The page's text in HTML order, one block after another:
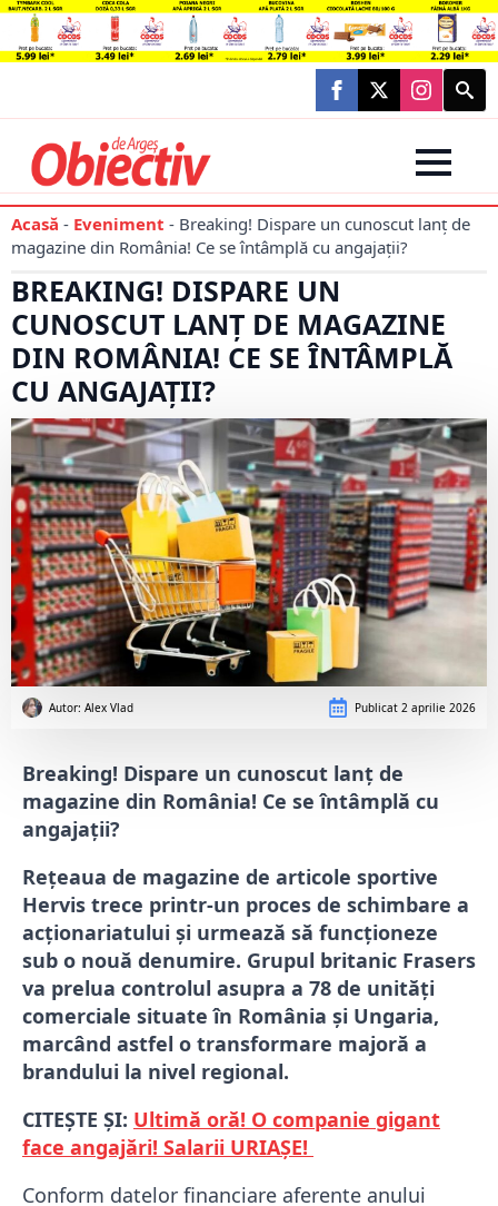
Search
for:
Acasă - Eveniment - Breaking! Dispare un cunoscut lanț de
magazine din România! Ce se întâmplă cu angajații?
BREAKING! DISPARE UN
CUNOSCUT LANȚ DE MAGAZINE
DIN ROMÂNIA! CE SE ÎNTÂMPLĂ
CU ANGAJAȚII?
Autor: Alex Vlad Publicat 2 aprilie 2026
Breaking! Dispare un cunoscut lanț de
magazine din România! Ce se întâmplă cu
angajații?
Rețeaua de magazine de articole sportive
Hervis trece printr-un proces de schimbare a
acționariatului și urmează să funcționeze
sub o nouă denumire. Grupul britanic Frasers
va prelua controlul asupra a 78 de unități
comerciale situate în România și Ungaria,
marcând astfel o transformare majoră a
brandului la nivel regional.
CITEȘTE ȘI: Ultimă oră! O companie gigant
face angajări! Salarii URIAȘE!
Conform datelor financiare aferente anului